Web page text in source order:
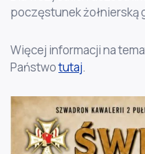
poczęstunek żołnierską
Więcej informacji na
Państwotutaj.